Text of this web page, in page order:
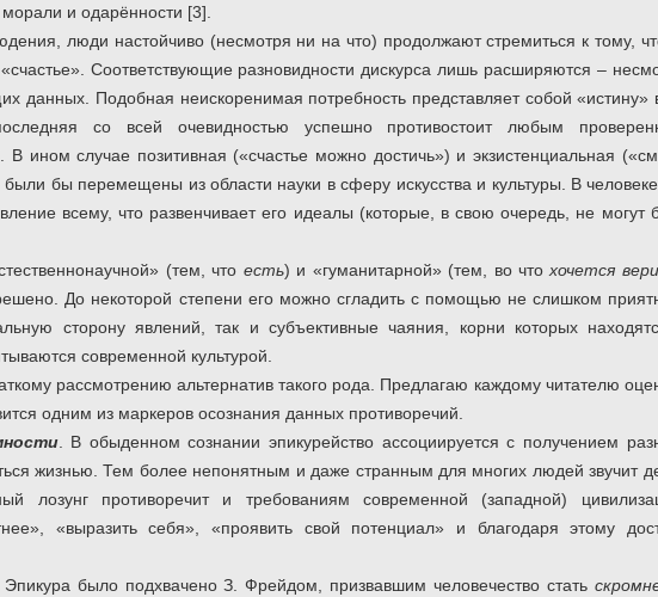
и одарённости [3].
люди настойчиво (несмотря ни на что) продолжают стремиться к тому,
Соответствующие разновидности дискурса лишь расширяются –
данных. Подобная неискоренимая потребность представляет собой «истину»
со всей очевидностью успешно противостоит любым
В ином случае позитивная («счастье можно достичь») и экзистенциальная
бы перемещены из области науки в сферу искусства и культуры. В
всему, что развенчивает его идеалы (которые, в свою очередь, не могут
(тем, что есть) и «гуманитарной» (тем, во чтохочется
До некоторой степени его можно сгладить с помощью не слишком
сторону явлений, так и субъективные чаяния, корни которых
современной культурой.
рассмотрению альтернатив такого рода. Предлагаю каждому читателю
одним из маркеров осознания данных противоречий.
. В обыденном сознании эпикурейство ассоциируется с получением
жизнью. Тем более непонятным и даже странным для многих людей звучит
лозунг противоречит и требованиям современной (западной)
«выразить себя», «проявить свой потенциал» и благодаря этому
было подхвачено З. Фрейдом, призвавшим человечество стать